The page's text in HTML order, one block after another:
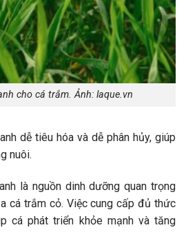
cho cá trắm. Ảnh: laque.vn
dễ tiêu hóa và dễ phân hủy, giúp
nuôi.
là nguồn dinh dưỡng quan trọng
cá trắm cỏ. Việc cung cấp đủ thức
cá phát triển khỏe mạnh và tăng